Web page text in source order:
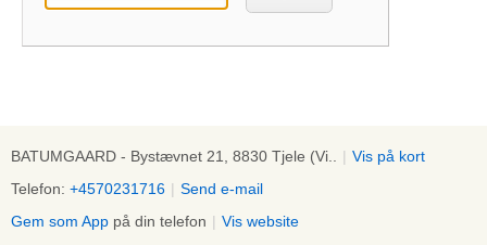
BATUMGAARD - Bystævnet 21, 8830 Tjele (Vi.. | Vis på kort
Telefon: +4570231716 | Send e-mail
Gem som App på din telefon | Vis website